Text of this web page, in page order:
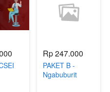
Rp 247.000
PAKET B -
Ngabuburit